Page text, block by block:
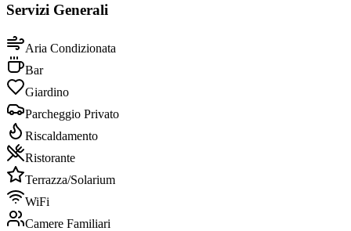
Servizi Generali
Aria Condizionata
Bar
Giardino
Parcheggio Privato
Riscaldamento
Ristorante
Terrazza/Solarium
WiFi
Camere Familiari